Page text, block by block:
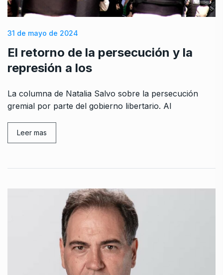
31 de mayo de 2024
El retorno de la persecución y la
represión a los
La columna de Natalia Salvo sobre la persecución
gremial por parte del gobierno libertario. Al
Leer mas